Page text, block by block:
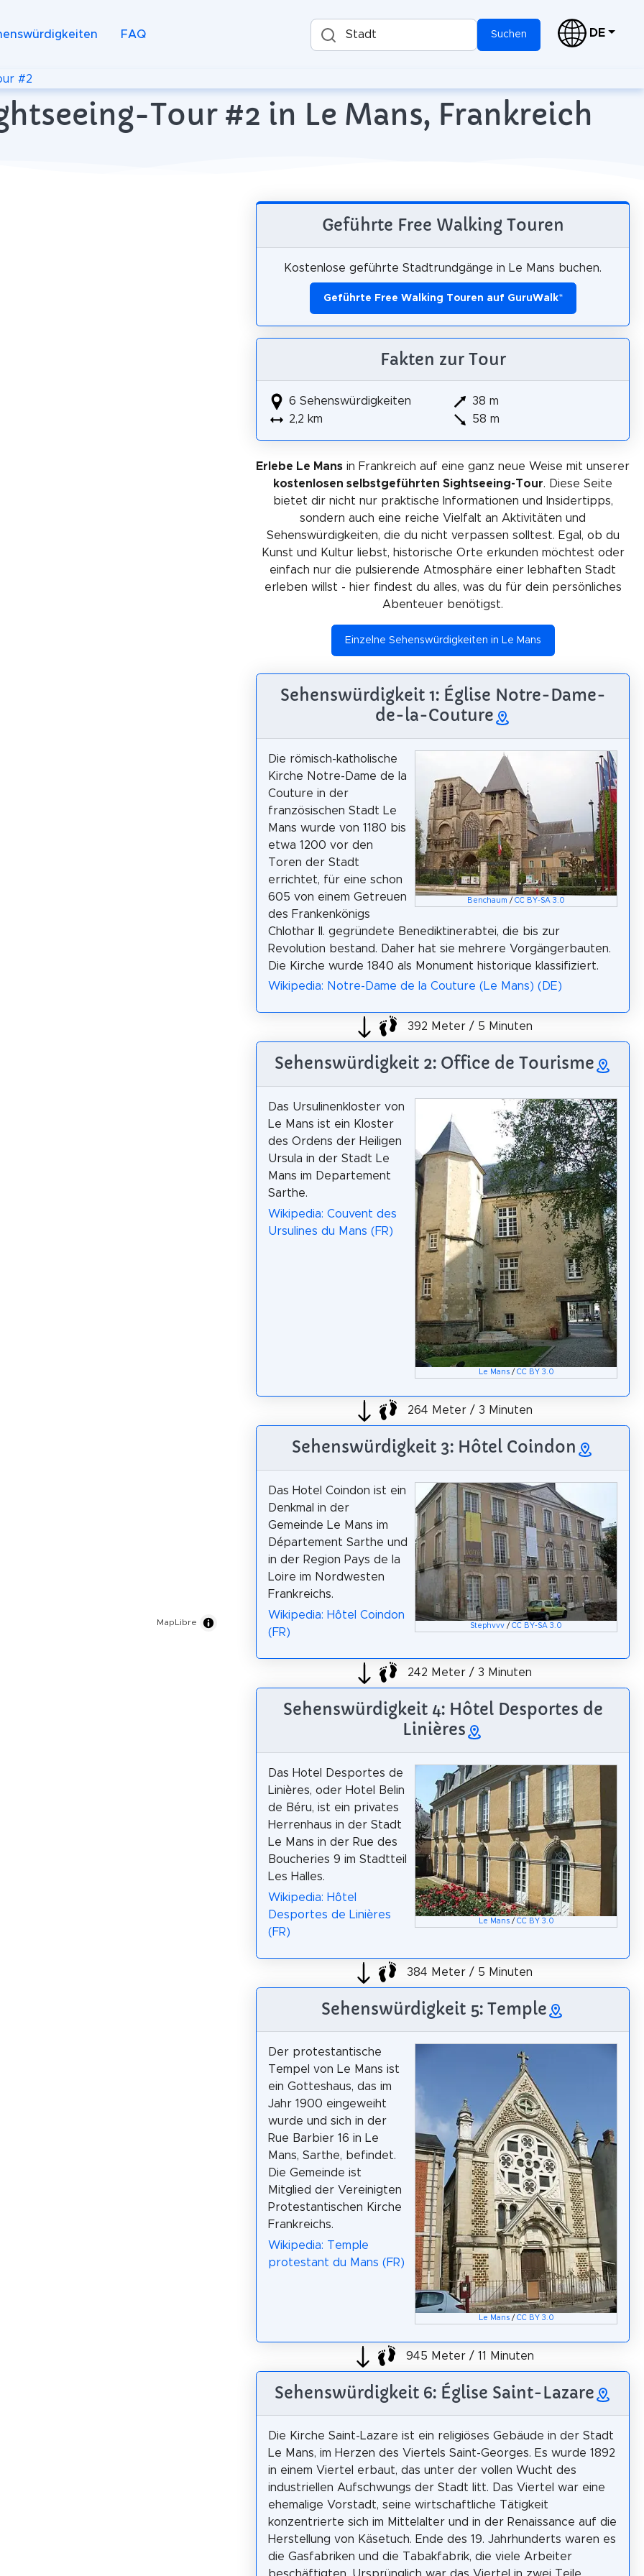
FAQ Stadt Suchen DE
#2
Tour #2 in Le Mans, Frankreich
MapLibre
Geführte Free Walking Touren
Kostenlose geführte Stadtrundgänge in Le Mans buchen.
Geführte Free Walking Touren auf GuruWalk*
Fakten zur Tour
6 Sehenswürdigkeiten
2,2 km
38 m
58 m
Erlebe Le Mans in Frankreich auf eine ganz neue Weise mit unserer
kostenlosen selbstgeführten Sightseeing-Tour. Diese Seite
bietet dir nicht nur praktische Informationen und Insidertipps,
sondern auch eine reiche Vielfalt an Aktivitäten und
Sehenswürdigkeiten, die du nicht verpassen solltest. Egal, ob du
Kunst und Kultur liebst, historische Orte erkunden möchtest oder
einfach nur die pulsierende Atmosphäre einer lebhaften Stadt
erleben willst - hier findest du alles, was du für dein persönliches
Abenteuer benötigst.
Einzelne Sehenswürdigkeiten in Le Mans
Sehenswürdigkeit 1: Église Notre-Dame-
de-la-Couture
Benchaum /CC BY-SA 3.0
Die römisch-katholische
Kirche Notre-Dame de la
Couture in der
französischen Stadt Le
Mans wurde von 1180 bis
etwa 1200 vor den
Toren der Stadt
errichtet, für eine schon
605 von einem Getreuen
des Frankenkönigs
Chlothar II. gegründete Benediktinerabtei, die bis zur
Revolution bestand. Daher hat sie mehrere Vorgängerbauten.
Die Kirche wurde 1840 als Monument historique klassifiziert.
Wikipedia: Notre-Dame de la Couture (Le Mans) (DE)
392 Meter / 5 Minuten
Sehenswürdigkeit 2: Office de Tourisme
Le Mans/ CC BY 3.0
Das Ursulinenkloster von
Le Mans ist ein Kloster
des Ordens der Heiligen
Ursula in der Stadt Le
Mans im Departement
Sarthe.
Wikipedia: Couvent des
Ursulines du Mans (FR)
264 Meter / 3 Minuten
Sehenswürdigkeit 3: Hôtel Coindon
Stephvvv /CC BY-SA 3.0
Das Hotel Coindon ist ein
Denkmal in der
Gemeinde Le Mans im
Département Sarthe und
in der Region Pays de la
Loire im Nordwesten
Frankreichs.
Wikipedia: Hôtel Coindon
(FR)
242 Meter / 3 Minuten
Sehenswürdigkeit 4: Hôtel Desportes de
Linières
Le Mans/ CC BY 3.0
Das Hotel Desportes de
Linières, oder Hotel Belin
de Béru, ist ein privates
Herrenhaus in der Stadt
Le Mans in der Rue des
Boucheries 9 im Stadtteil
Les Halles.
Wikipedia: Hôtel
Desportes de Linières
(FR)
384 Meter / 5 Minuten
Sehenswürdigkeit 5: Temple
Le Mans/ CC BY 3.0
Der protestantische
Tempel von Le Mans ist
ein Gotteshaus, das im
Jahr 1900 eingeweiht
wurde und sich in der
Rue Barbier 16 in Le
Mans, Sarthe, befindet.
Die Gemeinde ist
Mitglied der Vereinigten
Protestantischen Kirche
Frankreichs.
Wikipedia: Temple
protestant du Mans (FR)
945 Meter / 11 Minuten
Sehenswürdigkeit 6: Église Saint-Lazare
Die Kirche Saint-Lazare ist ein religiöses Gebäude in der Stadt
Le Mans, im Herzen des Viertels Saint-Georges. Es wurde 1892
in einem Viertel erbaut, das unter der vollen Wucht des
industriellen Aufschwungs der Stadt litt. Das Viertel war eine
ehemalige Vorstadt, seine wirtschaftliche Tätigkeit
konzentrierte sich im Mittelalter und in der Renaissance auf die
Herstellung von Käsetuch. Ende des 19. Jahrhunderts waren es
die Gasfabriken und die Tabakfabrik, die viele Arbeiter